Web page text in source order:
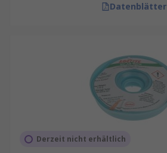
Datenblätter
Derzeit nicht erhältlich